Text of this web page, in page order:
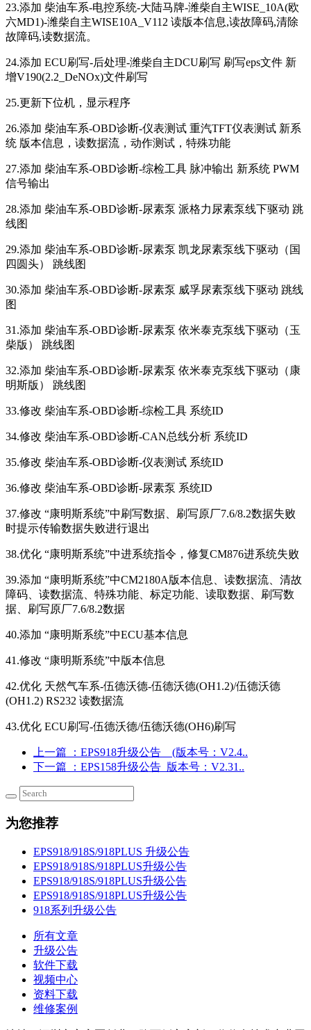
23.添加 柴油车系-电控系统-大陆马牌-潍柴自主WISE_10A(欧
六MD1)-潍柴自主WISE10A_V112 读版本信息,读故障码,清除
故障码,读数据流。
24.添加 ECU刷写-后处理-潍柴自主DCU刷写 刷写eps文件 新
增V190(2.2_DeNOx)文件刷写
25.更新下位机，显示程序
26.添加 柴油车系-OBD诊断-仪表测试 重汽TFT仪表测试 新系
统 版本信息，读数据流，动作测试，特殊功能
27.添加 柴油车系-OBD诊断-综检工具 脉冲输出 新系统 PWM
信号输出
28.添加 柴油车系-OBD诊断-尿素泵 派格力尿素泵线下驱动 跳
线图
29.添加 柴油车系-OBD诊断-尿素泵 凯龙尿素泵线下驱动（国
四圆头） 跳线图
30.添加 柴油车系-OBD诊断-尿素泵 威孚尿素泵线下驱动 跳线
图
31.添加 柴油车系-OBD诊断-尿素泵 依米泰克泵线下驱动（玉
柴版） 跳线图
32.添加 柴油车系-OBD诊断-尿素泵 依米泰克泵线下驱动（康
明斯版） 跳线图
33.修改 柴油车系-OBD诊断-综检工具 系统ID
34.修改 柴油车系-OBD诊断-CAN总线分析 系统ID
35.修改 柴油车系-OBD诊断-仪表测试 系统ID
36.修改 柴油车系-OBD诊断-尿素泵 系统ID
37.修改 “康明斯系统”中刷写数据、刷写原厂7.6/8.2数据失败
时提示传输数据失败进行退出
38.优化 “康明斯系统”中进系统指令，修复CM876进系统失败
39.添加 “康明斯系统”中CM2180A版本信息、读数据流、清故
障码、读数据流、特殊功能、标定功能、读取数据、刷写数
据、刷写原厂7.6/8.2数据
40.添加 “康明斯系统”中ECU基本信息
41.修改 “康明斯系统”中版本信息
42.优化 天然气车系-伍德沃德-伍德沃德(OH1.2)/伍德沃德
(OH1.2) RS232 读数据流
43.优化 ECU刷写-伍德沃德/伍德沃德(OH6)刷写
上一篇
：EPS918升级公告 (版本号：V2.4..
下一篇
：EPS158升级公告_版本号：V2.31..
为您推荐
EPS918/918S/918PLUS 升级公告
EPS918/918S/918PLUS升级公告
EPS918/918S/918PLUS升级公告
EPS918/918S/918PLUS升级公告
918系列升级公告
所有文章
升级公告
软件下载
视频中心
资料下载
维修案例